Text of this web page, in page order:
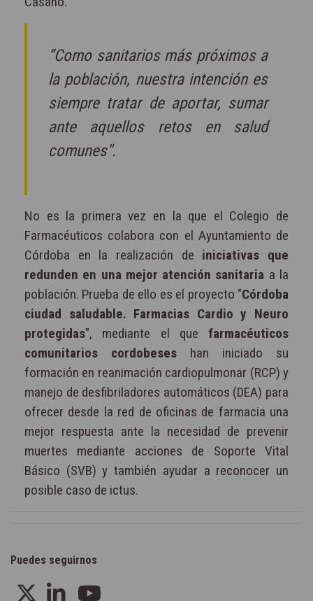
“Como sanitarios más próximos a
la población, nuestra intención es
siempre tratar de aportar, sumar
ante aquellos retos en salud
comunes".
No es la primera vez en la que el Colegio de
Farmacéuticos colabora con el Ayuntamiento de
Córdoba en la realización de iniciativas que
redunden en una mejor atención sanitaria a la
población. Prueba de ello es el proyecto "Córdoba
ciudad saludable. Farmacias Cardio y Neuro
protegidas", mediante el que farmacéuticos
comunitarios cordobeses han iniciado su
formación en reanimación cardiopulmonar (RCP) y
manejo de desfibriladores automáticos (DEA) para
ofrecer desde la red de oficinas de farmacia una
mejor respuesta ante la necesidad de prevenir
muertes mediante acciones de Soporte Vital
Básico (SVB) y también ayudar a reconocer un
posible caso de ictus.
Puedes seguirnos